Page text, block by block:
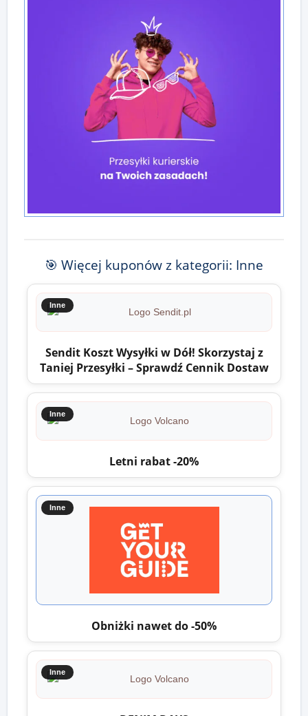
🎯 Więcej kuponów z kategorii: Inne
Inne
Sendit Koszt Wysyłki w Dół! Skorzystaj z
Taniej Przesyłki – Sprawdź Cennik Dostaw
Inne
Letni rabat -20%
Inne
Obniżki nawet do -50%
Inne